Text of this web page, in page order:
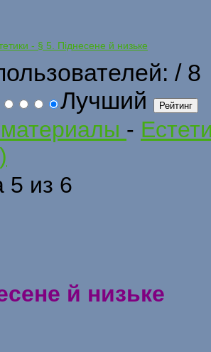
- § 5. Піднесене й низьке
/ 8
Лучший
-
5 из 6
й низьке